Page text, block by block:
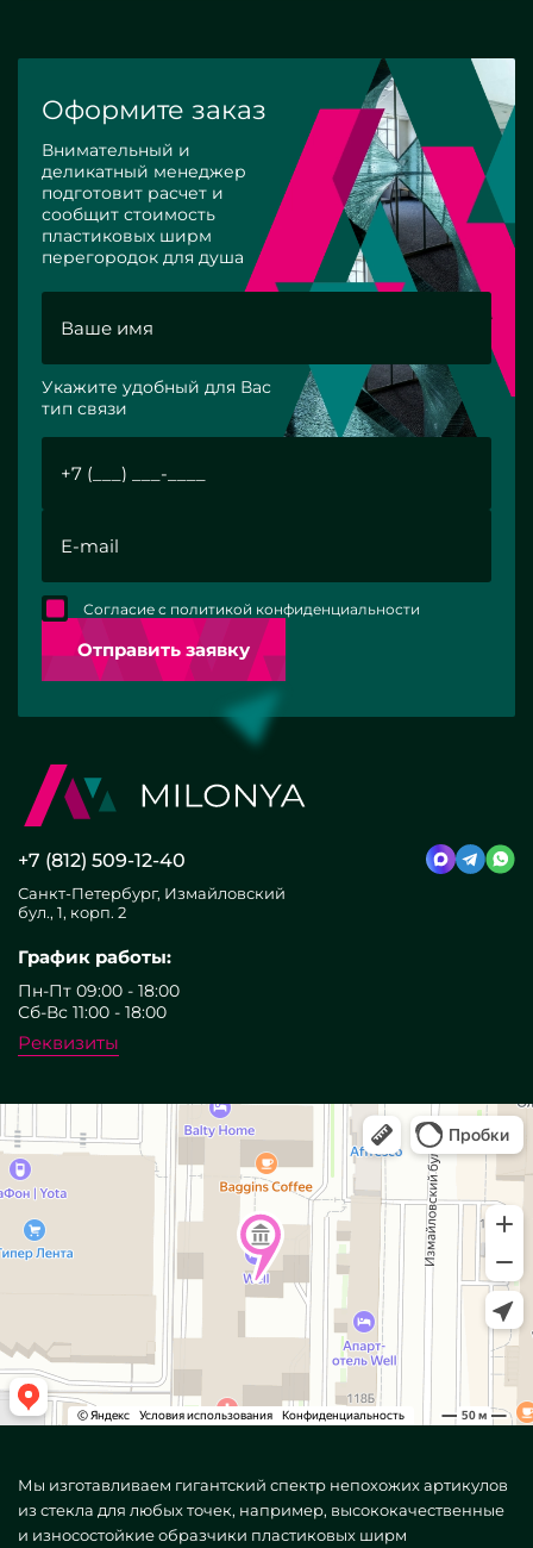
Оформите заказ
Внимательный и
деликатный менеджер
подготовит расчет и
сообщит стоимость
пластиковых ширм
перегородок для душа
Укажите удобный для Вас
тип связи
Отправить заявку
Согласие с политикой конфиденциальности
+7 (812) 509-12-40
Санкт-Петербург, Измайловский
бул., 1, корп. 2
График работы:
Пн-Пт 09:00 - 18:00
Сб-Вс 11:00 - 18:00
Реквизиты
Мы изготавливаем гигантский спектр непохожих артикулов
из стекла для любых точек, например, высококачественные
и износостойкие образчики пластиковых ширм